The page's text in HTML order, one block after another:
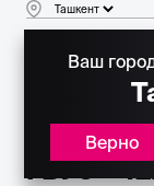
ГБУЗ
Ваш
Верно